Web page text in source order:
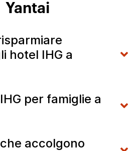
Yantai
hotel IHG a
per famiglie a
accolgono